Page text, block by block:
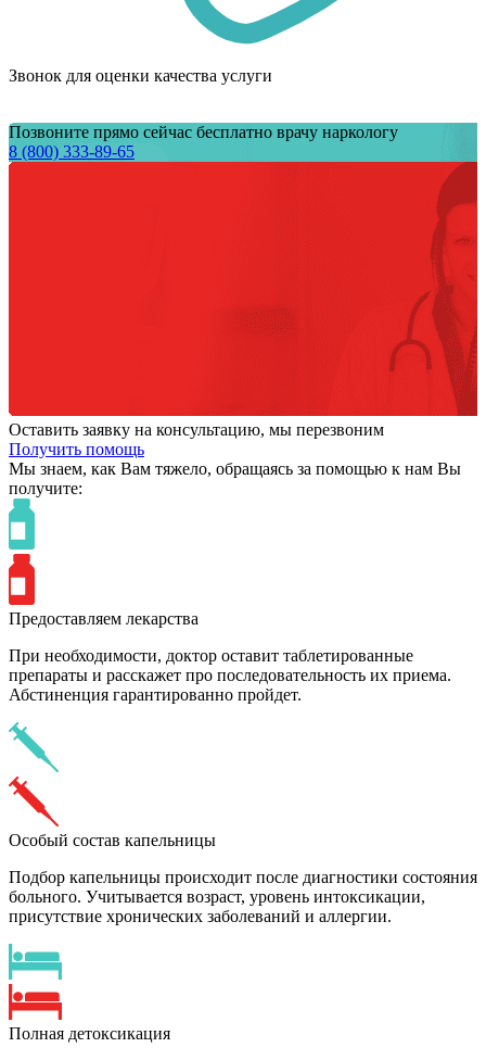
Звонок для оценки качества услуги
Позвоните прямо сейчас бесплатно врачу наркологу
8 (800) 333-89-65
Оставить заявку на консультацию, мы перезвоним
Получить помощь
Мы знаем, как Вам тяжело, обращаясь за помощью к нам Вы
получите:
Предоставляем лекарства
При необходимости, доктор оставит таблетированные
препараты и расскажет про последовательность их приема.
Абстиненция гарантированно пройдет.
Особый состав капельницы
Подбор капельницы происходит после диагностики состояния
больного. Учитывается возраст, уровень интоксикации,
присутствие хронических заболеваний и аллергии.
Полная детоксикация